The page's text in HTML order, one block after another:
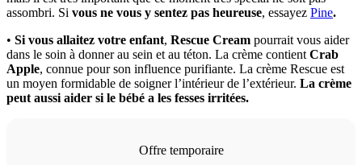
assombri. Si vous ne vous y sentez pas heureuse, essayez Pine.
• Si vous allaitez votre enfant, Rescue Cream pourrait vous aider
dans le soin à donner au sein et au téton. La crème contient Crab
Apple, connue pour son influence purifiante. La crème Rescue est
un moyen formidable de soigner l’intérieur de l’extérieur. La crème
peut aussi aider si le bébé a les fesses irritées.
Offre temporaire